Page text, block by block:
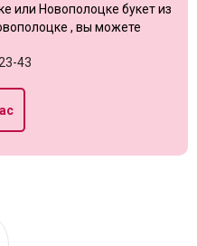
или Новополоцке букет из
, вы можете
43